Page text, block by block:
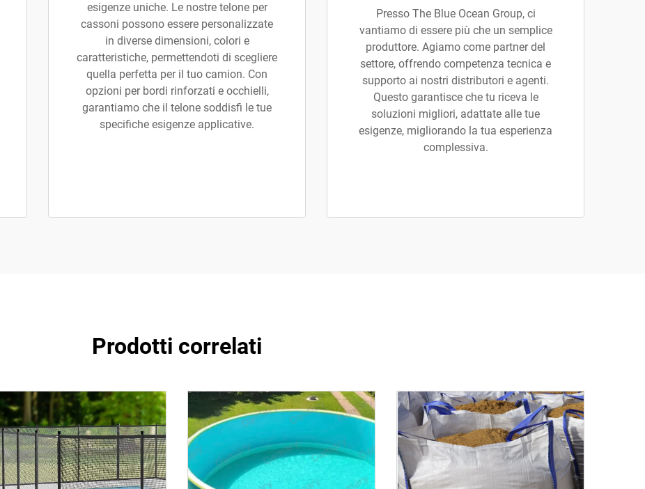
esigenze uniche. Le nostre telone per
cassoni possono essere personalizzate
in diverse dimensioni, colori e
caratteristiche, permettendoti di scegliere
quella perfetta per il tuo camion. Con
opzioni per bordi rinforzati e occhielli,
garantiamo che il telone soddisfi le tue
specifiche esigenze applicative.
Presso The Blue Ocean Group, ci
vantiamo di essere più che un semplice
produttore. Agiamo come partner del
settore, offrendo competenza tecnica e
supporto ai nostri distributori e agenti.
Questo garantisce che tu riceva le
soluzioni migliori, adattate alle tue
esigenze, migliorando la tua esperienza
complessiva.
Prodotti correlati